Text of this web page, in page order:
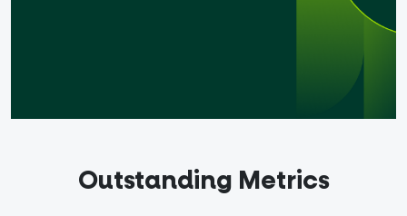
Outstanding Metrics